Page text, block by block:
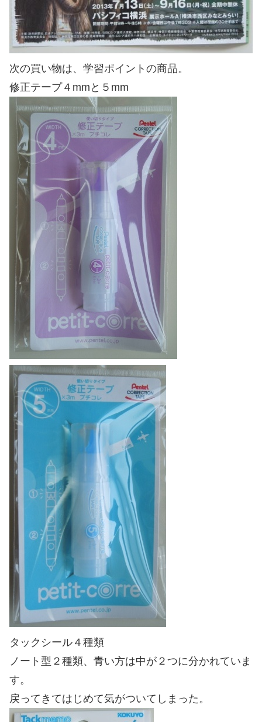
次の買い物は、学習ポイントの商品。
修正テープ４mmと５mm
タックシール４種類
ノート型２種類、青い方は中が２つに分かれていま
す。
戻ってきてはじめて気がついてしまった。